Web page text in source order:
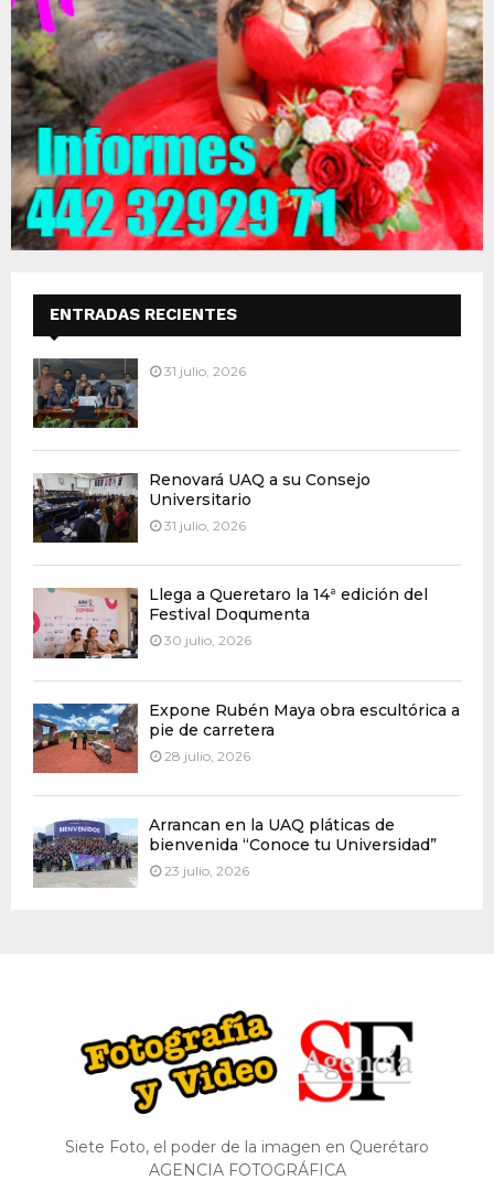
ENTRADAS RECIENTES
31 julio, 2026
Renovará UAQ a su Consejo
Universitario
31 julio, 2026
Llega a Queretaro la 14ª edición del
Festival Doqumenta
30 julio, 2026
Expone Rubén Maya obra escultórica a
pie de carretera
28 julio, 2026
Arrancan en la UAQ pláticas de
bienvenida “Conoce tu Universidad”
23 julio, 2026
Siete Foto, el poder de la imagen en Querétaro
AGENCIA FOTOGRÁFICA